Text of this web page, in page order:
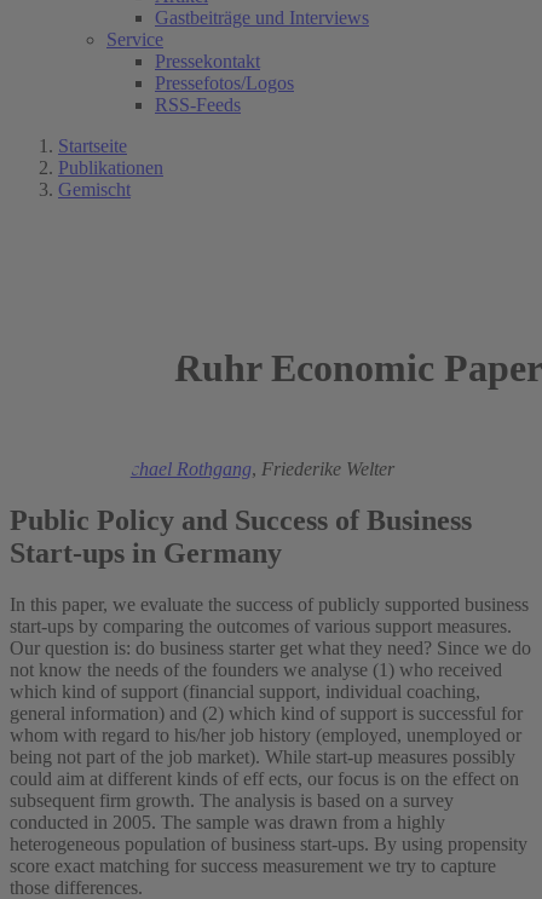
Gastbeiträge und Interviews
Service
Pressekontakt
Pressefotos/Logos
RSS-Feeds
Startseite
Publikationen
Gemischt
Ruhr Economic
Michael Rothgang, Friederike Welter
Public Policy and Success of Business
Start-ups in Germany
In this paper, we evaluate the success of publicly supported business
start-ups by comparing the outcomes of various support measures.
Our question is: do business starter get what they need? Since we do
not know the needs of the founders we analyse (1) who received
which kind of support (financial support, individual coaching,
general information) and (2) which kind of support is successful for
whom with regard to his/her job history (employed, unemployed or
being not part of the job market). While start-up measures possibly
could aim at different kinds of eff ects, our focus is on the effect on
subsequent firm growth. The analysis is based on a survey
conducted in 2005. The sample was drawn from a highly
heterogeneous population of business start-ups. By using propensity
score exact matching for success measurement we try to capture
those differences.